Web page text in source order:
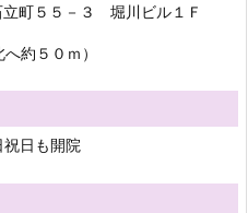
町５５－３ 堀川ビル１Ｆ
約５０ｍ）
日も開院